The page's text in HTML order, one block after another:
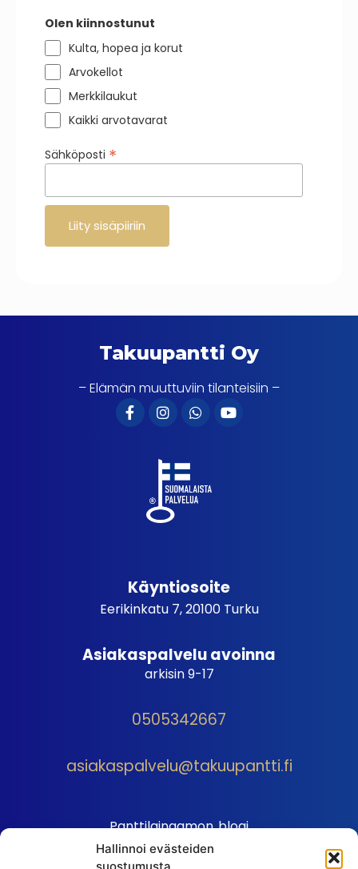
Hallinnoi evästeiden
Olen kiinnostunut
Kulta, hopea ja korut
Arvokellot
Merkkilaukut
Kaikki arvotavarat
Sähköposti *
Takuupantti Oy
– Elämän muuttuviin tilanteisiin –
Käyntiosoite
Eerikinkatu 7, 20100 Turku
Asiakaspalvelu avoinna
arkisin 9-17
0505342667
asiakaspalvelu@takuupantti.fi
Panttilainaamon blogi
Palveluhinnasto